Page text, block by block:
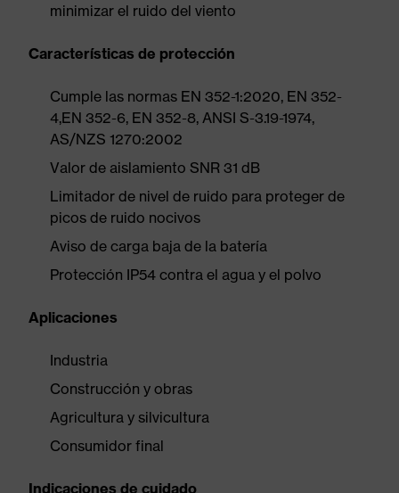
minimizar el ruido del viento
Características de protección
Cumple las normas EN 352-1:2020, EN 352-
4,EN 352-6, EN 352-8, ANSI S-3.19-1974,
AS/NZS 1270:2002
Valor de aislamiento SNR 31 dB
Limitador de nivel de ruido para proteger de
picos de ruido nocivos
Aviso de carga baja de la batería
Protección IP54 contra el agua y el polvo
Aplicaciones
Industria
Construcción y obras
Agricultura y silvicultura
Consumidor final
Indicaciones de cuidado